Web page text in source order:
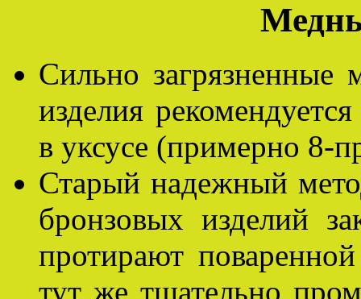
Сильно загрязненные
изделия
в уксусе (примерно 8-
Старый надежный
бронзовых изделий
протирают
тут же тщательно